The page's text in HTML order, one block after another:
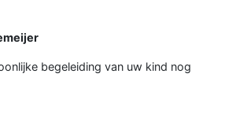
begeleiding van uw kind nog